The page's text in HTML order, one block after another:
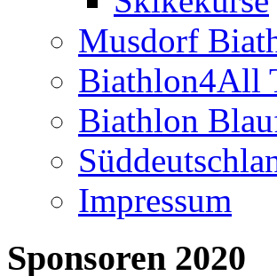
Musdorf
Biathlon4All
Biathlon
Impressum
Sponsoren 2020